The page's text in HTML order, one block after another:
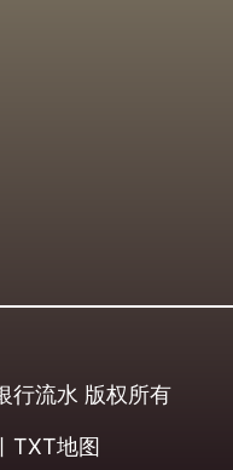
行流水 版权所有
TXT地图